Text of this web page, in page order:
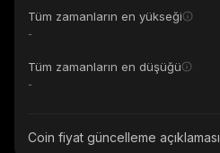
Tüm zamanların en yükseği
-
Tüm zamanların en düşüğü
-
Coin fiyat güncelleme açıklaması